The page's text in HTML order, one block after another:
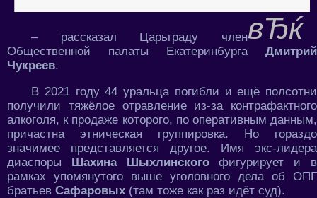
– рассказал Царьграду член
Общественной палаты Екатеринбурга Дмитрий
Чукреев.
В 2021 году 44 уральца погибли и ещё полсотни
получили тяжёлое отравление из-за контрафактного
алкоголя, к продаже которого, по оперативным данным,
причастна этническая группировка. Но гораздо
значимее представляется другое. Имя экс-лидера
диаспоры Шахина Шыхлинскогофигурирует и в
рамках упомянутого выше уголовного дела об ОПГ
братьев Сафаровых (там тоже как раз идёт суд).